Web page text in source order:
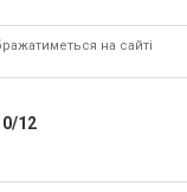
на сайті
0/12